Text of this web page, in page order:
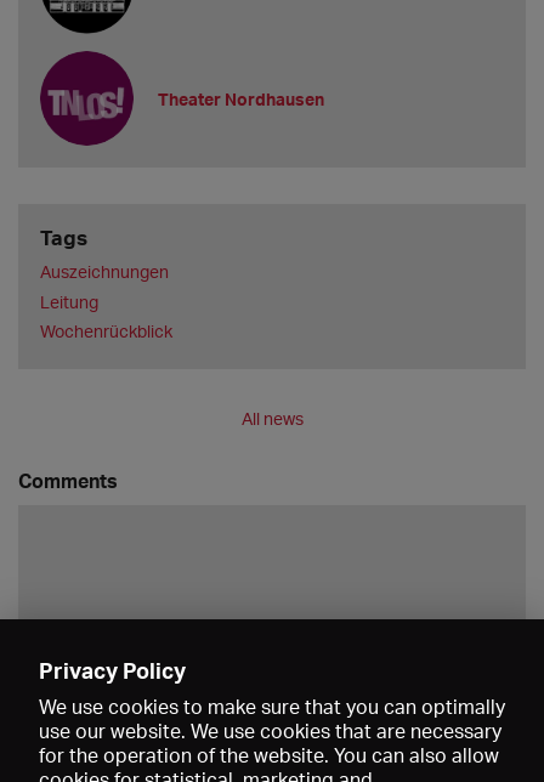
Theater Nordhausen
Tags
Auszeichnungen
Leitung
Wochenrückblick
All news
Comments
Privacy Policy
We use cookies to make sure that you can optimally
use our website. We use cookies that are necessary
for the operation of the website. You can also allow